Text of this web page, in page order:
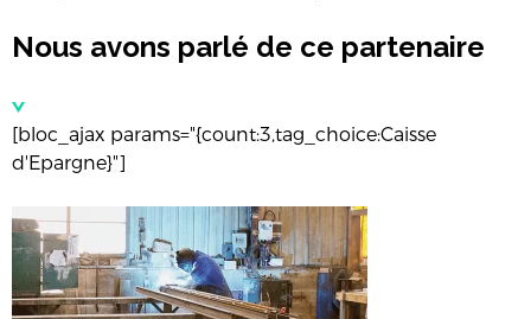
Nous avons parlé de ce partenaire
[bloc_ajax params="{count:3,tag_choice:Caisse
d'Epargne}"]